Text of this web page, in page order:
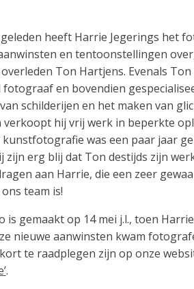
heeft Harrie Jegerings het
en tentoonstellingen
Ton Hartjens. Evenals
en bovendien
schilderijen en het maken van
verkoopt hij vrij werk in beperkte
was een paar jaar
zijn erg blij dat Ton destijds zijn
aan Harrie, die een zeer
team is!
is gemaakt op 14 mei j.l., toen
nieuwe aanwinsten kwam
te raadplegen zijn op onze
.